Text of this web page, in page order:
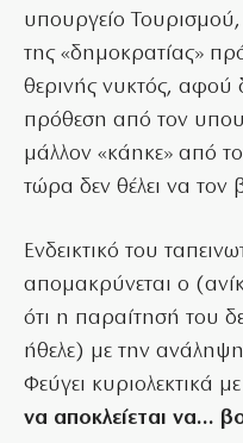
υπουργείο
της «δημοκρατίας»
θερινής νυκτός, αφού
πρόθεση από τον
μάλλον «κάηκε» από
τώρα δεν θέλει να τον
Ενδεικτικό του
απομακρύνεται ο
ότι η παραίτησή του
ήθελε) με την
Φεύγει κυριολεκτικά με
να αποκλείεται να…